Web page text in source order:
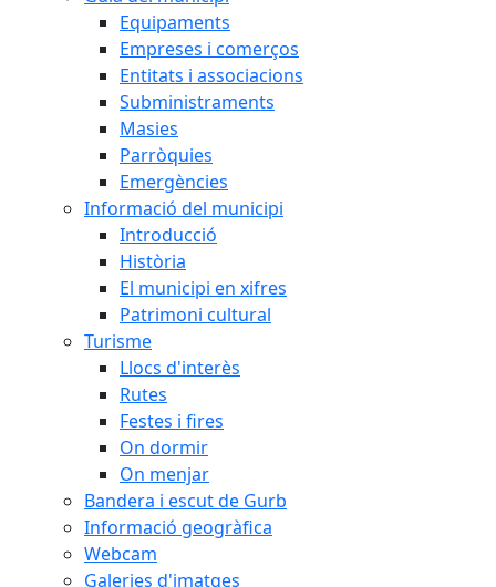
Equipaments
Empreses i comerços
Entitats i associacions
Subministraments
Masies
Parròquies
Emergències
Informació del municipi
Introducció
Història
El municipi en xifres
Patrimoni cultural
Turisme
Llocs d'interès
Rutes
Festes i fires
On dormir
On menjar
Bandera i escut de Gurb
Informació geogràfica
Webcam
Galeries d'imatges